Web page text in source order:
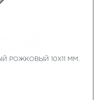
РОЖКОВЫЙ 10Х11 ММ.